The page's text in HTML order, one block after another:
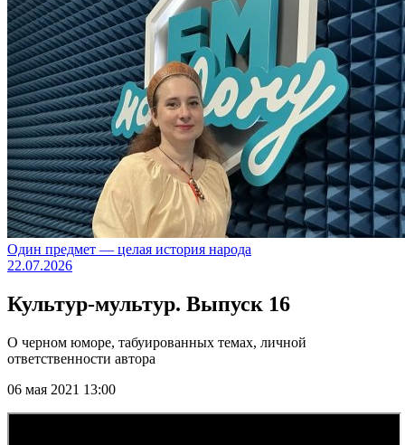
Один предмет — целая история народа
22.07.2026
Культур-мультур. Выпуск 16
О черном юморе, табуированных темах, личной
ответственности автора
06 мая 2021 13:00